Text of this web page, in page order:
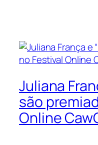
Juliana
são
Online